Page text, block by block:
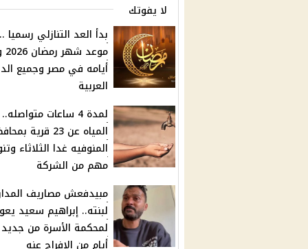
لا يفوتك
بدأ العد التنازلي رسميا ..
أيامه في مصر وجميع
العربية
لمدة 4 ساعات
المياه عن 23 قرية
المنوفيه غدا الثلاثاء
مهم من الشركة
مبيدفعش مصاريف
لبنته.. إبراهيم سعيد
لمحكمة الأسرة من
أيام من الإفراج عنه